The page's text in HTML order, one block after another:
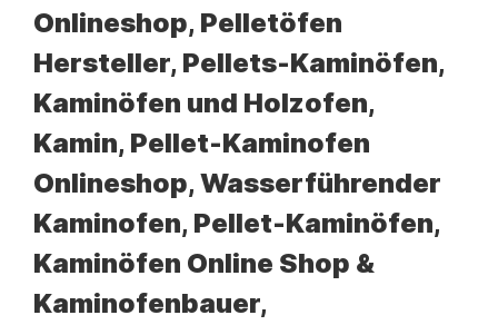
Onlineshop, Pelletöfen
Hersteller, Pellets-Kaminöfen,
Kaminöfen und Holzofen,
Kamin, Pellet-Kaminofen
Onlineshop, Wasserführender
Kaminofen, Pellet-Kaminöfen,
Kaminöfen Online Shop &
Kaminofenbauer,